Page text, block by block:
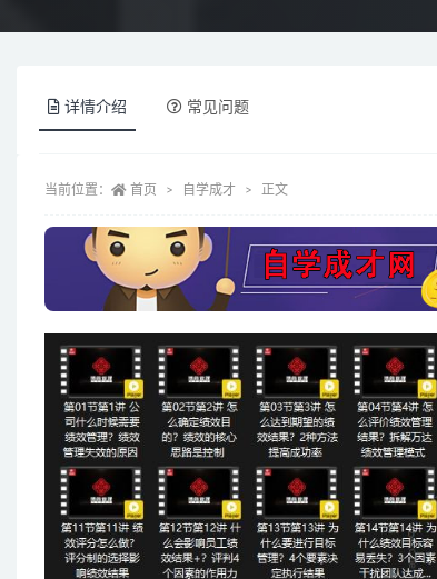
详情介绍 常见问题
当前位置： 首页 自学成才 正文